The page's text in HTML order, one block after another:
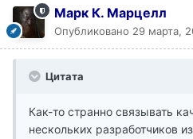
Марк К. Марцелл
Опубликовано 29 марта,
Цитата
Как-то странно связывать
нескольких разработчиков